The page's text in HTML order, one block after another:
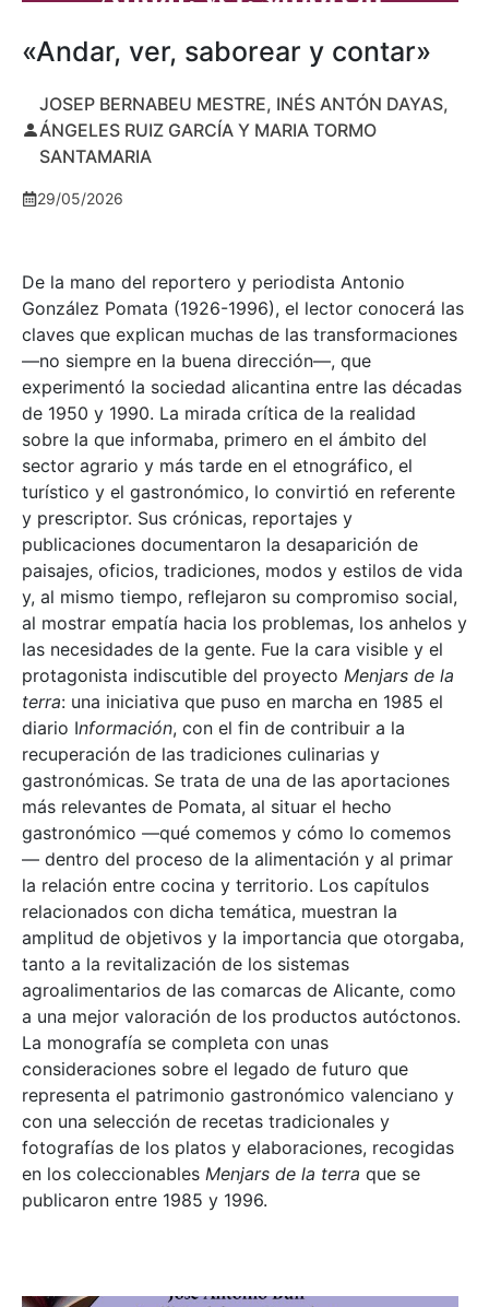
«Andar, ver, saborear y contar»
JOSEP BERNABEU MESTRE, INÉS ANTÓN DAYAS,
ÁNGELES RUIZ GARCÍA Y MARIA TORMO
SANTAMARIA
29/05/2026
De la mano del reportero y periodista Antonio
González Pomata (1926-1996), el lector conocerá las
claves que explican muchas de las transformaciones
—no siempre en la buena dirección—, que
experimentó la sociedad alicantina entre las décadas
de 1950 y 1990. La mirada crítica de la realidad
sobre la que informaba, primero en el ámbito del
sector agrario y más tarde en el etnográfico, el
turístico y el gastronómico, lo convirtió en referente
y prescriptor. Sus crónicas, reportajes y
publicaciones documentaron la desaparición de
paisajes, oficios, tradiciones, modos y estilos de vida
y, al mismo tiempo, reflejaron su compromiso social,
al mostrar empatía hacia los problemas, los anhelos y
las necesidades de la gente. Fue la cara visible y el
protagonista indiscutible del proyecto Menjars de la
terra: una iniciativa que puso en marcha en 1985 el
diario Información, con el fin de contribuir a la
recuperación de las tradiciones culinarias y
gastronómicas. Se trata de una de las aportaciones
más relevantes de Pomata, al situar el hecho
gastronómico —qué comemos y cómo lo comemos
— dentro del proceso de la alimentación y al primar
la relación entre cocina y territorio. Los capítulos
relacionados con dicha temática, muestran la
amplitud de objetivos y la importancia que otorgaba,
tanto a la revitalización de los sistemas
agroalimentarios de las comarcas de Alicante, como
a una mejor valoración de los productos autóctonos.
La monografía se completa con unas
consideraciones sobre el legado de futuro que
representa el patrimonio gastronómico valenciano y
con una selección de recetas tradicionales y
fotografías de los platos y elaboraciones, recogidas
en los coleccionables Menjars de la terra que se
publicaron entre 1985 y 1996.